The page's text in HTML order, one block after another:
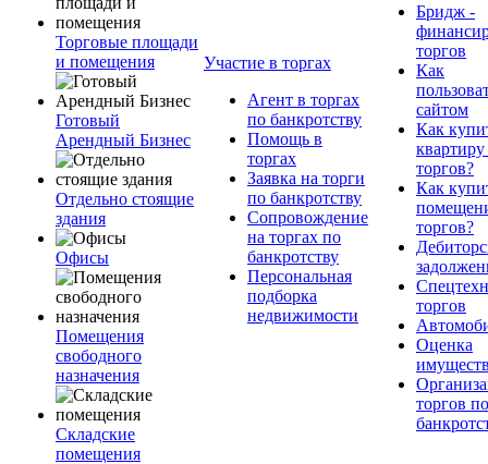
Торговые площади
и помещения
Готовый
Арендный Бизнес
Отдельно стоящие
здания
Офисы
Помещения
свободного
назначения
Складские
помещения
Участие в торгах
Агент в торгах
по банкротству
Помощь в
торгах
Заявка на торги
по банкротству
Сопровождение
на торгах по
банкротству
Персональная
подборка
недвижимости
Бридж -
торгов
Как
сайтом
Как
квартиру
торгов?
Как
торгов?
торгов
Оценка
торгов по